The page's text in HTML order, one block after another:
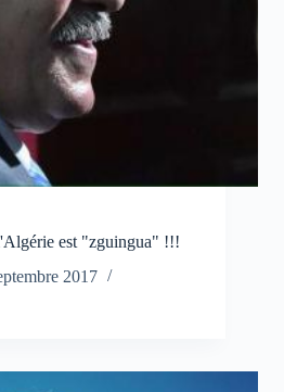
est "zguingua" !!!
2017